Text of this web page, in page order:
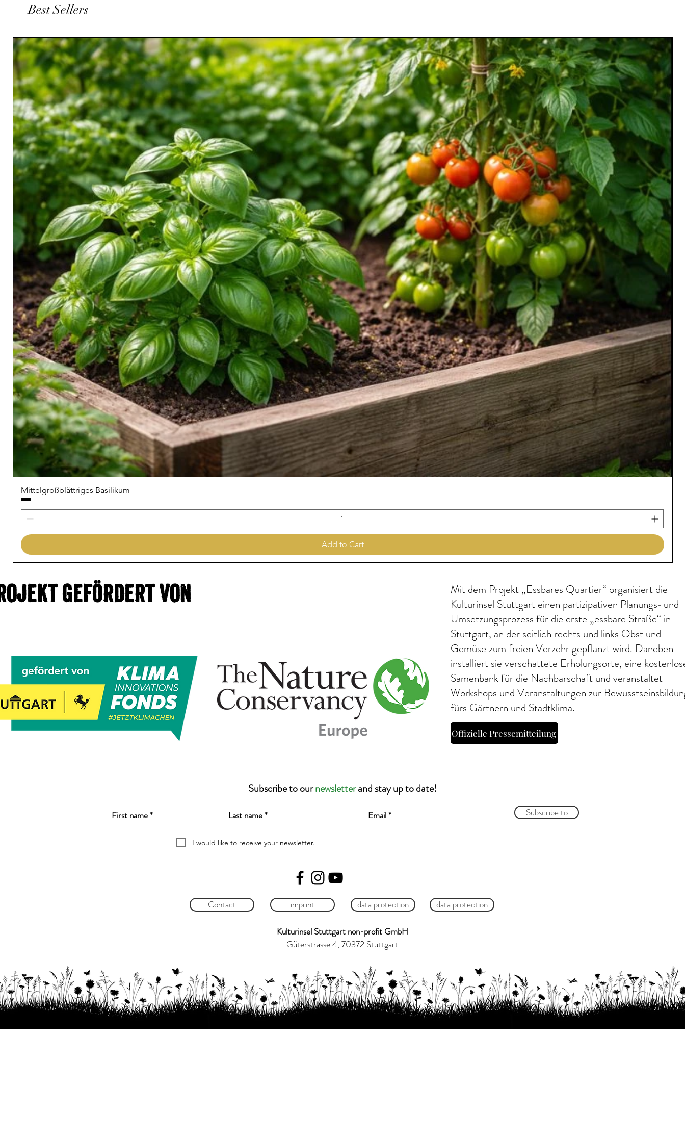
Best Sellers
Mittelgroßblättriges Basilikum
Add to Cart
gefördert von
Mit dem Projekt „Essbares Quartier“ organisiert die
Kulturinsel Stuttgart einen partizipativen Planungs‐ und
Umsetzungsprozess für die erste „essbare Straße“ in
Stuttgart, an der seitlich rechts und links Obst und
Gemüse zum freien Verzehr gepflanzt wird. Daneben
installiert sie verschattete Erholungsorte, eine
Samenbank für die Nachbarschaft und veranstaltet
Workshops und Veranstaltungen zur
fürs Gärtnern und Stadtklima.
Offizielle Pressemitteilung
Subscribe to ournewsletterand stay up to date!
Subscribe to
I would like to receive your newsletter.
Contact imprint data protection data protection
Kulturinsel Stuttgart non-profit GmbH
Güterstrasse 4, 70372 Stuttgart